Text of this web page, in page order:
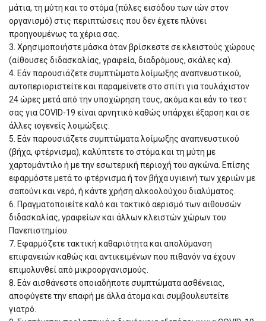
μάτια, τη μύτη και το στόμα (πύλες εισόδου των ιών στον
οργανισμό) στις περιπτώσεις που δεν έχετε πλύνει
προηγουμένως τα χέρια σας.
3. Χρησιμοποιήστε μάσκα όταν βρίσκεστε σε κλειστούς χώρους
(αίθουσες διδασκαλίας, γραφεία, διαδρόμους, σκάλες κα).
4. Εάν παρουσιάζετε συμπτώματα λοίμωξης αναπνευστικού,
αυτοπεριοριστείτε και παραμείνετε στο σπίτι για τουλάχιστον
24 ώρες μετά από την υποχώρηση τους, ακόμα και εάν το τεστ
σας για COVID-19 είναι αρνητικό καθώς υπάρχει έξαρση και σε
άλλες ιογενείς λοιμώξεις.
5. Εάν παρουσιάζετε συμπτώματα λοίμωξης αναπνευστικού
(βήχα, φτέρνισμα), καλύπτετε το στόμα και τη μύτη με
χαρτομάντιλο ή με την εσωτερική περιοχή του αγκώνα. Επίσης
εφαρμόστε μετά το φτέρνισμα ή τον βήχα υγιεινή των χεριών με
σαπούνι και νερό, ή κάντε χρήση αλκοολούχου διαλύματος.
6. Πραγματοποιείτε καλό και τακτικό αερισμό των αιθουσών
διδασκαλίας, γραφείων και άλλων κλειστών χώρων του
Πανεπιστημίου.
7. Εφαρμόζετε τακτική καθαριότητα και απολύμανση
επιφανειών καθώς και αντικειμένων που πιθανόν να έχουν
επιμολυνθεί από μικροοργανισμούς.
8. Εάν αισθάνεστε οποιαδήποτε συμπτώματα ασθένειας,
αποφύγετε την επαφή με άλλα άτομα και συμβουλευτείτε
γιατρό.